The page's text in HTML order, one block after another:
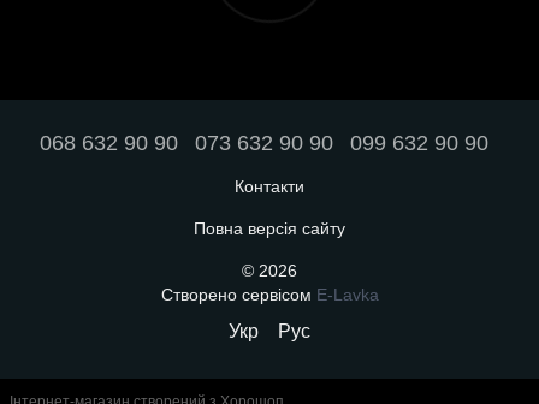
068 632 90 90 073 632 90 90 099 632 90 90
Контакти
Повна версія сайту
© 2026
Створено сервісом E-Lavka
Укр Рус